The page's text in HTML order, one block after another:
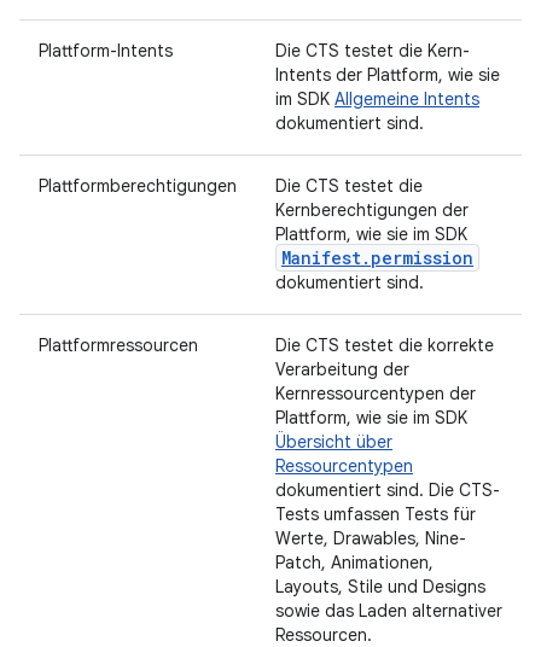
Plattform-Intents
Die CTS testet die Kern-
Intents der Plattform, wie sie
im SDK Allgemeine Intents
dokumentiert sind.
Plattformberechtigungen
Die CTS testet die
Kernberechtigungen der
Plattform, wie sie im SDK
Manifest.permission
dokumentiert sind.
Plattformressourcen
Die CTS testet die korrekte
Verarbeitung der
Kernressourcentypen der
Plattform, wie sie im SDK
Übersicht über
Ressourcentypen
dokumentiert sind. Die CTS-
Tests umfassen Tests für
Werte, Drawables, Nine-
Patch, Animationen,
Layouts, Stile und Designs
sowie das Laden alternativer
Ressourcen.